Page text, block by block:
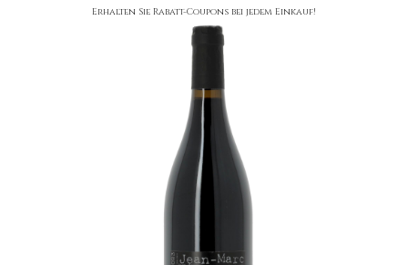
Erhalten Sie Rabatt-Coupons bei jedem Einkauf!